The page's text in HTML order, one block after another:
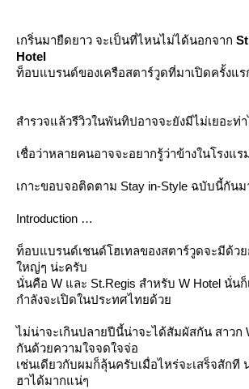
เกริ่นมายืดยาว จะเป็นที่ไหนไม่ได้นอกจาก
Hotel
ท็อบแบรนด์ของเครือสตาร์วูดที่มาเปิดครั้งแ
สำรวจแล้วรีวิวในพันทิปอาจจะยังมีไม่เยอะท่
เชื่อว่าหลายคนอาจจะอยากรู้ว่าข้างในโรง
เกาะขอบจอติดตาม Stay in-Style ฉบับนี้กันม
Introduction
ท็อบแบรนด์เชนด์โฮเทลของสตาร์วูดจะมีด้ว
หญ่ๆ น่ะครับ
นั่นคือ W และ St.Regis สำหรับ W Hotel นั่น
กำลังจะเปิดในประทศไทยด้ว
ไม่น่าจะเกินปลายปีนี้น่าจะได้สัมผัสกัน สาว
กันด้วยความใจจดใจจ่อ
เช่นเดียวกับผมก็ลุ้นครับเมื่อไหร่จะเสร็จสักที
ฮาได้มากแน่ๆ